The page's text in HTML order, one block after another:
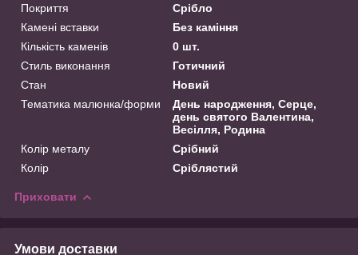
Покриття
Срібло
Камені вставки
Без каміння
Кількість каменів
0 шт.
Стиль виконання
Готичний
Стан
Новий
Тематика малюнка/форми
День народження, Серце,
день святого Валентина,
Весілля, Родина
Колір металу
Срібний
Колір
Сріблястий
Приховати
Умови доставки